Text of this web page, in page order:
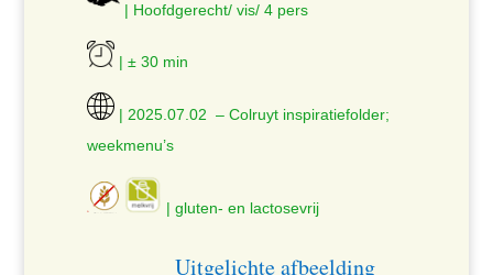
| Hoofdgerecht/ vis/ 4 pers
| ± 30 min
| 2025.07.02 – Colruyt inspiratiefolder;
weekmenu’s
| gluten- en lactosevrij
Uitgelichte afbeelding